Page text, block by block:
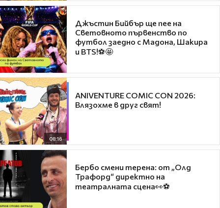
Джъстин Бийбър ще пее на
Световното първенство по
футбол заедно с Мадона, Шакира
и BTS!⚽🤩
08:16
ANIVENTURE COMIC CON 2026:
Влязохме в друг свят!
Бербо смени терена: от „Олд
Трафорд“ директно на
театралната сцена👀⚽